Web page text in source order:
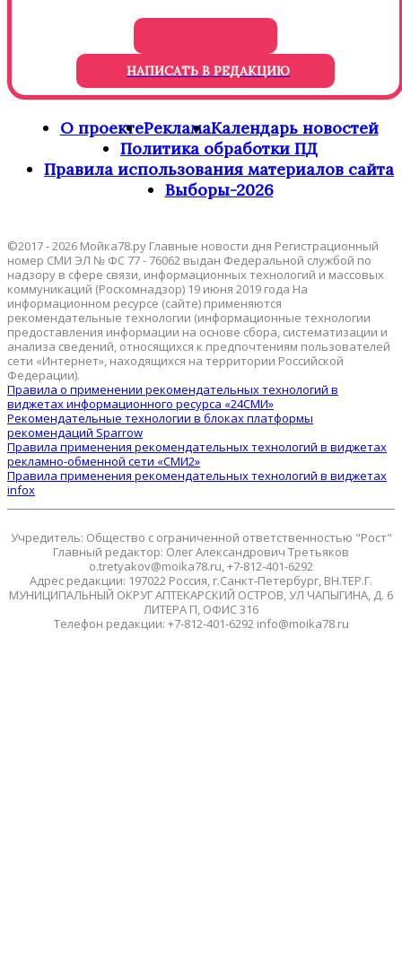
НАПИСАТЬ В РЕДАКЦИЮ
О проектеРекламаКалендарь новостей
Политика обработки ПД
Правила использования материалов сайта
Выборы-2026
©2017 - 2026 Мойка78.ру Главные новости дня Регистрационный
номер СМИ ЭЛ № ФС 77 - 76062 выдан Федеральной службой по
надзору в сфере связи, информационных технологий и массовых
коммуникаций (Роскомнадзор) 19 июня 2019 года На
информационном ресурсе (сайте) применяются
рекомендательные технологии (информационные технологии
предоставления информации на основе сбора, систематизации и
анализа сведений, относящихся к предпочтениям пользователей
сети «Интернет», находящихся на территории Российской
Федерации).
Правила о применении рекомендательных технологий в
виджетах информационного ресурса «24СМИ»
Рекомендательные технологии в блоках платформы
рекомендаций Sparrow
Правила применения рекомендательных технологий в виджетах
рекламно-обменной сети «СМИ2»
Правила применения рекомендательных технологий в виджетах
infox
Учредитель: Общество с ограниченной ответственностью "Рост"
Главный редактор: Олег Александрович Третьяков
o.tretyakov@moika78.ru, +7-812-401-6292
Адрес редакции: 197022 Россия, г.Санкт-Петербург, ВН.ТЕР.Г.
МУНИЦИПАЛЬНЫЙ ОКРУГ АПТЕКАРСКИЙ ОСТРОВ, УЛ ЧАПЫГИНА, Д. 6
ЛИТЕРА П, ОФИС 316
Телефон редакции: +7-812-401-6292 info@moika78.ru